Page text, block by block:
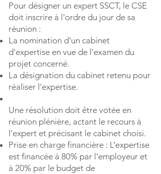
Pour désigner un expert SSCT, le CSE
doit inscrire à l'ordre du jour de sa
réunion :
La nomination d'un cabinet
d'expertise en vue de l'examen du
projet concerné.
La désignation du cabinet retenu pour
réaliser l'expertise.
Une résolution doit être votée en
réunion plénière, actant le recours à
l'expert et précisant le cabinet choisi.
Prise en charge financière : L’expertise
est financée à 80% par l’employeur et
à 20% par le budget de